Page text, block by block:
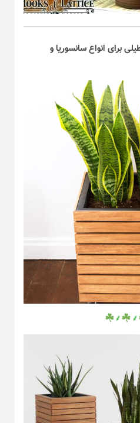
برای انواع سانسوریا و
⸙
⸙